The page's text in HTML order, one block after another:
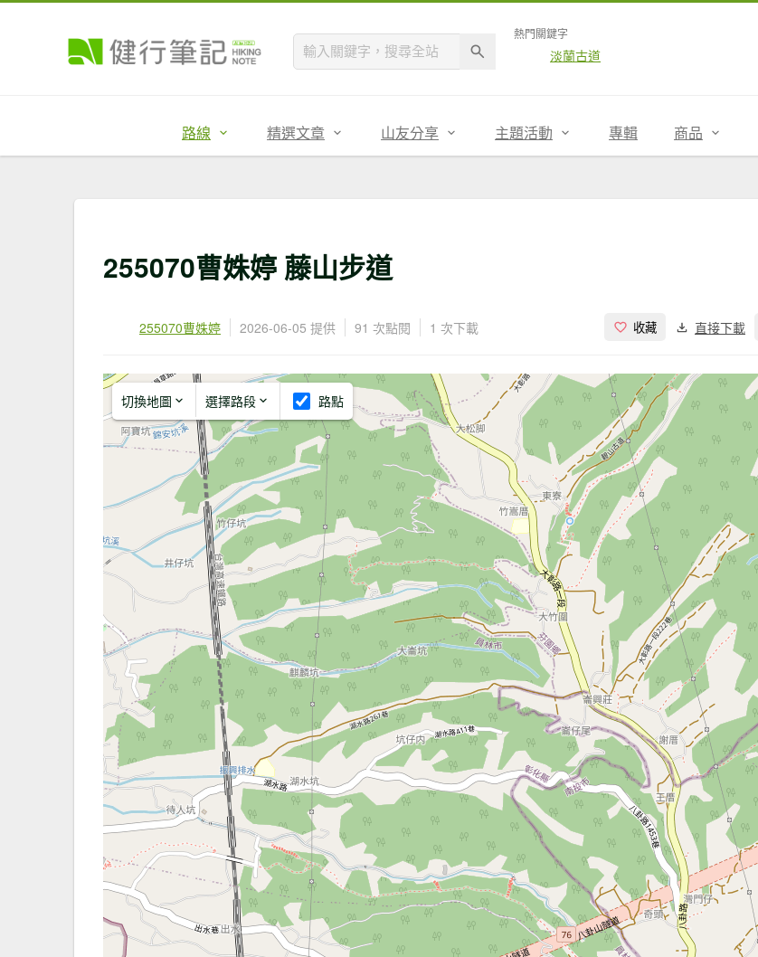
熱門關鍵字
淡蘭古道
路線 精選文章 山友分享 主題活動 專輯 商品
255070曹姝婷 藤山步道
255070曹姝婷 2026-06-05 提供 91 次點閱 1 次下載 收藏 直接下載
切換地圖 選擇路段 路點